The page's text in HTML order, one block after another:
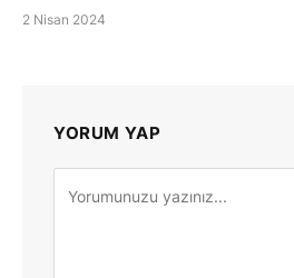
2 Nisan 2024
YORUM YAP